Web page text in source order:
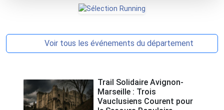
Voir tous les événements du département
Trail Solidaire Avignon-
Marseille : Trois
Vauclusiens Courent pour